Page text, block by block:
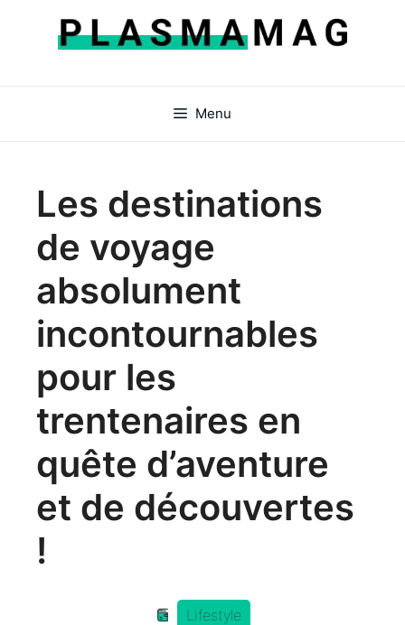
Menu
Les destinations
de voyage
absolument
incontournables
pour les
trentenaires en
quête d’aventure
et de découvertes
!
Lifestyle